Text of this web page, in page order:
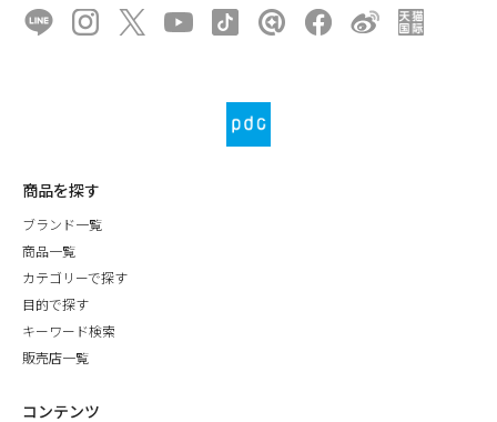
商品を探す
ブランド一覧
商品一覧
カテゴリーで探す
目的で探す
キーワード検索
販売店一覧
コンテンツ